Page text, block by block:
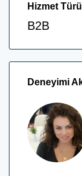
Hizmet Türü
B2B
Deneyimi